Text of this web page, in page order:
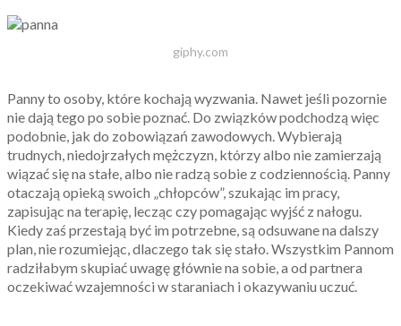
giphy.com
Panny to osoby, które kochają wyzwania. Nawet jeśli pozornie
nie dają tego po sobie poznać. Do związków podchodzą więc
podobnie, jak do zobowiązań zawodowych. Wybierają
trudnych, niedojrzałych mężczyzn, którzy albo nie zamierzają
wiązać się na stałe, albo nie radzą sobie z codziennością. Panny
otaczają opieką swoich „chłopców”, szukając im pracy,
zapisując na terapię, lecząc czy pomagając wyjść z nałogu.
Kiedy zaś przestają być im potrzebne, są odsuwane na dalszy
plan, nie rozumiejąc, dlaczego tak się stało. Wszystkim Pannom
radziłabym skupiać uwagę głównie na sobie, a od partnera
oczekiwać wzajemności w staraniach i okazywaniu uczuć.